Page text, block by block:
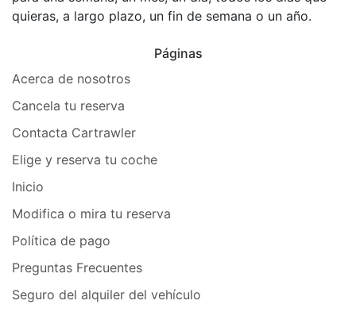
quieras, a largo plazo, un fin de semana o un año.
Páginas
Acerca de nosotros
Cancela tu reserva
Contacta Cartrawler
Elige y reserva tu coche
Inicio
Modifica o mira tu reserva
Política de pago
Preguntas Frecuentes
Seguro del alquiler del vehículo